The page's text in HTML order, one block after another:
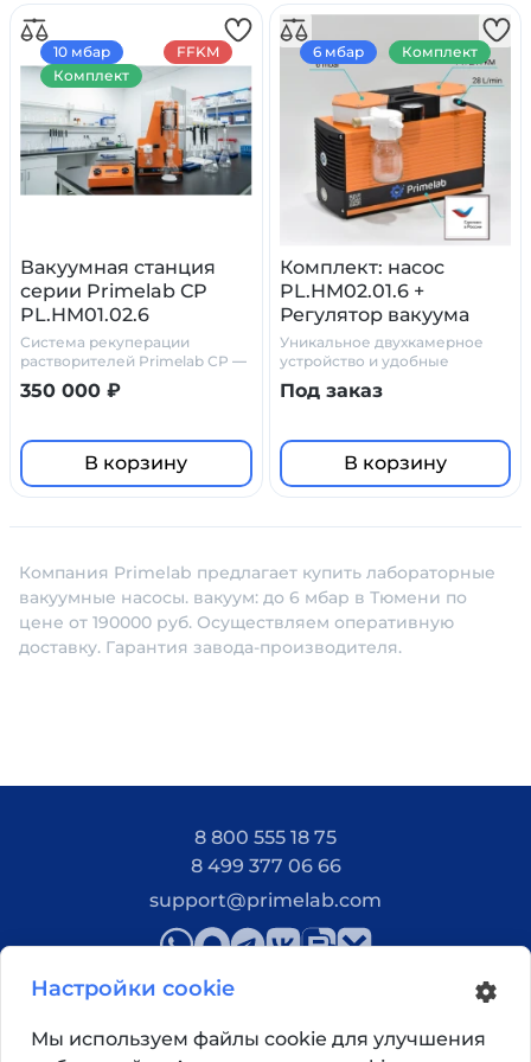
Вакуумная станция
серии Primelab СР
PL.HM01.02.6
Система рекуперации
растворителей Primelab СР —
химически стойкое решение
для лабораторий
350 000 ₽
В корзину
10 мбар
FFKM
Комплект
Комплект: насос
PL.HM02.01.6 +
Регулятор вакуума
стеклянный сосуд
ловушка, с
манометром
Уникальное двухкамерное
устройство и удобные
аксессуары
Под заказ
В корзину
6 мбар Комплект
Компания Primelab предлагает купить лабораторные
вакуумные насосы. вакуум: до 6 мбар в Тюмени по
цене от 190000 руб. Осуществляем оперативную
доставку. Гарантия завода-производителя.
8 800 555 18 75
8 499 377 06 66
support@primelab.com
Настройки cookie
Мы используем файлы cookie для улучшения